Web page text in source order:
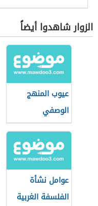
الزوار شاهدوا أيضاً
عيوب المنهج
الوصفي
عوامل نشأة
الفلسفة الغربية